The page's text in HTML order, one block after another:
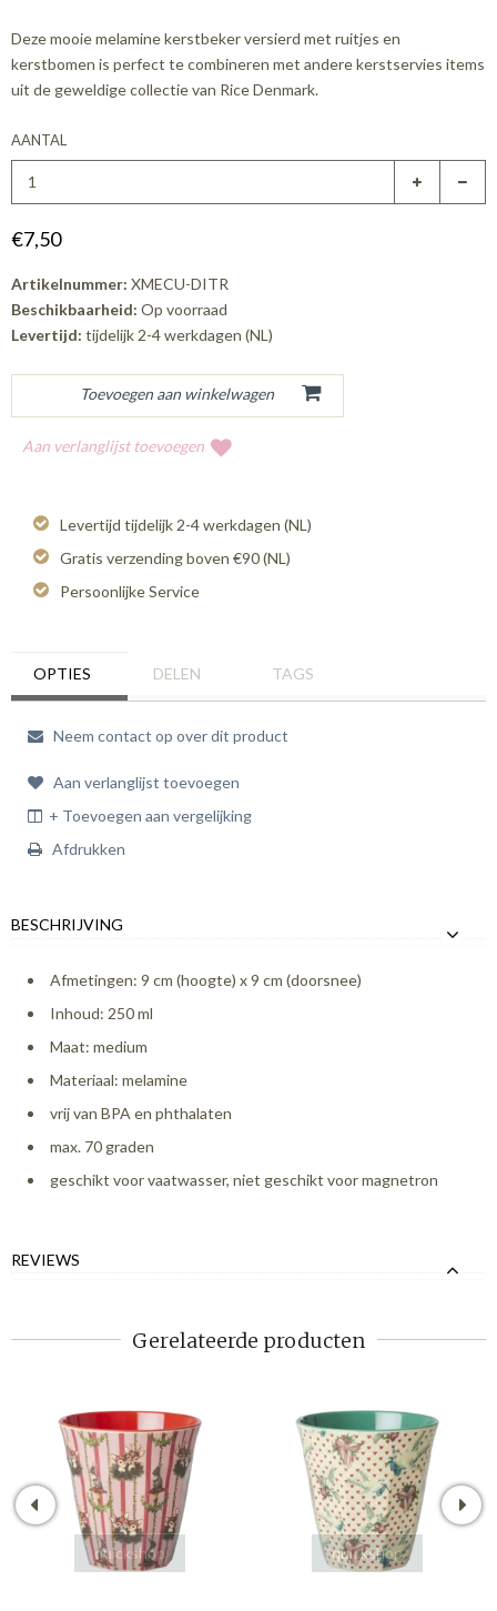
Deze mooie melamine kerstbeker versierd met ruitjes en
kerstbomen is perfect te combineren met andere kerstservies items
uit de geweldige collectie van Rice Denmark.
AANTAL
€7,50
Artikelnummer: XMECU-DITR
Beschikbaarheid: Op voorraad
Levertijd: tijdelijk 2-4 werkdagen (NL)
Aan verlanglijst toevoegen
Levertijd tijdelijk 2-4 werkdagen (NL)
Gratis verzending boven €90 (NL)
Persoonlijke Service
OPTIES DELEN TAGS
Neem contact op over dit product
Aan verlanglijst toevoegen
+ Toevoegen aan vergelijking
Afdrukken
BESCHRIJVING
Afmetingen: 9 cm (hoogte) x 9 cm (doorsnee)
Inhoud: 250 ml
Maat: medium
Materiaal: melamine
vrij van BPA en phthalaten
max. 70 graden
geschikt voor vaatwasser, niet geschikt voor magnetron
REVIEWS
Gerelateerde producten
quickshop quickshop